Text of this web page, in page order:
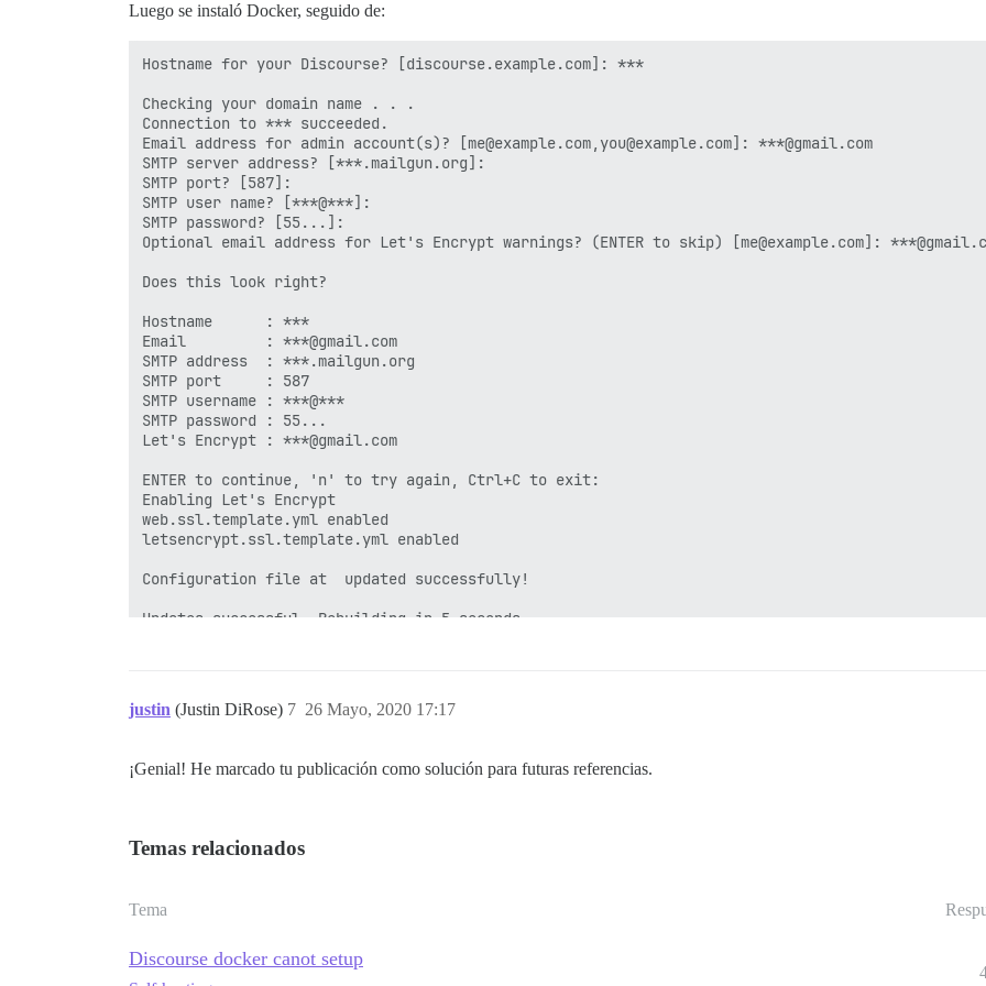
Luego se instaló Docker, seguido de:
Hostname for your Discourse? [discourse.example.com]: ***
Checking your domain name . . .
Connection to *** succeeded.
Email address for admin account(s)? [me@example.com,you@example.com]: ***@gmail.com
SMTP server address? [***.mailgun.org]:
SMTP port? [587]:
SMTP user name? [***@***]:
SMTP password? [55...]:
Optional email address for Let's Encrypt warnings? (ENTER to skip) [me@example.com]:
Does this look right?
Hostname      : ***
Email         : ***@gmail.com
SMTP address  : ***.mailgun.org
SMTP port     : 587
SMTP username : ***@***
SMTP password : 55...
Let's Encrypt : ***@gmail.com
ENTER to continue, 'n' to try again, Ctrl+C to exit:
Enabling Let's Encrypt
web.ssl.template.yml enabled
letsencrypt.ssl.template.yml enabled
Configuration file at  updated successfully!
Updates successful. Rebuilding in 5 seconds.
justin (Justin DiRose) 26 Mayo, 2020 17:17
7
¡Genial! He marcado tu publicación como solución para futuras referencias.
Temas relacionados
Tema
Discourse docker canot setup